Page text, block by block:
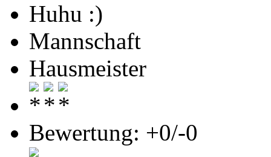
Huhu :)
Mannschaft
Hausmeister
Bewertung: +0/-0